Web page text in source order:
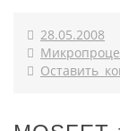
28.05.2008
Оставить